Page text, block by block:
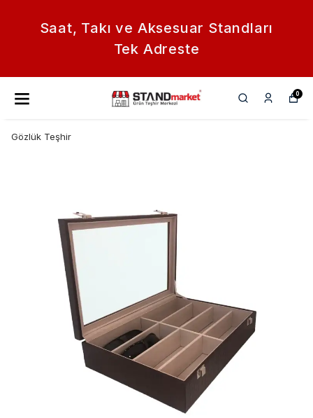
Saat, Takı ve Aksesuar Standları
Tek Adreste
0
Gözlük Teşhir